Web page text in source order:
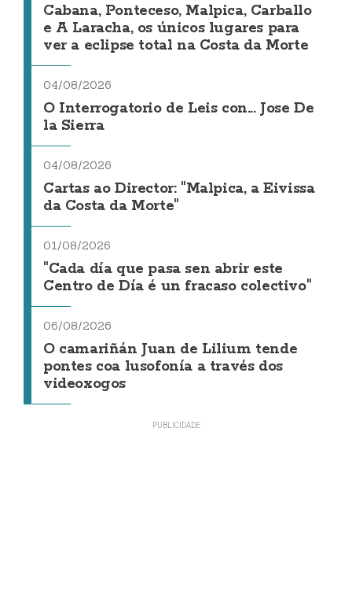
Cabana, Ponteceso, Malpica, Carballo
e A Laracha, os únicos lugares para
ver a eclipse total na Costa da Morte
04/08/2026
O Interrogatorio de Leis con... Jose De
la Sierra
04/08/2026
Cartas ao Director: "Malpica, a Eivissa
da Costa da Morte"
01/08/2026
"Cada día que pasa sen abrir este
Centro de Día é un fracaso colectivo"
06/08/2026
O camariñán Juan de Lilium tende
pontes coa lusofonía a través dos
videoxogos